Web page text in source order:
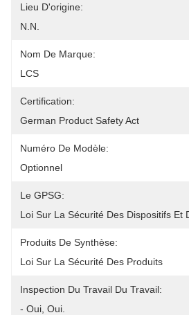
Lieu D'origine:
N.N.
Nom De Marque:
LCS
Certification:
German Product Safety Act
Numéro De Modèle:
Optionnel
Le GPSG:
Loi Sur La Sécurité Des Dispositifs Et
Produits De Synthèse:
Loi Sur La Sécurité Des Produits
Inspection Du Travail Du Travail:
- Oui, Oui.